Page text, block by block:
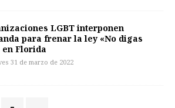
LGBT interponen
para frenar la ley «No digas
en Florida
31 de marzo de 2022